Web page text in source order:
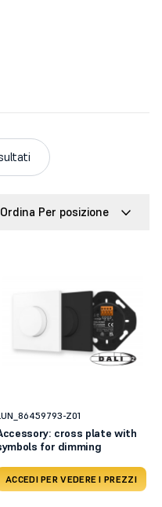
Ordina Per posizione
Z01
cross plate with
for dimming
ACCEDI PER VEDERE I PREZZI